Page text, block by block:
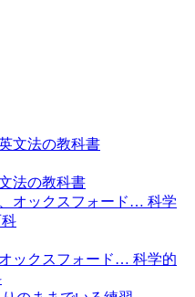
法の教科書
ックスフォード… 科学的